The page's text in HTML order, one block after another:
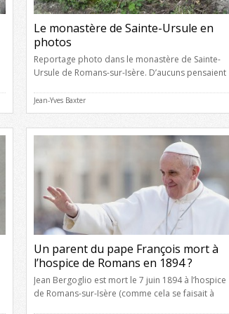
Le monastère de Sainte-Ursule en
photos
Reportage photo dans le monastère de Sainte-
Ursule de Romans-sur-Isère. D’aucuns pensaient
complètement disparu. Or, il n’en est rien. Cliquez
ici pour lire l’histoire de l’exceptionnelle
(re)découverte de vestiges du monastère de
Sainte-Ursule ! Petit retour sur l’histoire de ce
monastère : Deux soeurs pieuses, Jeanne et
Angèle Michel, filles […]
Jean-Yves Baxter
Un parent du pape François mort à
l’hospice de Romans en 1894 ?
Jean Bergoglio est mort le 7 juin 1894 à l’hospice
de Romans-sur-Isère (comme cela se faisait à